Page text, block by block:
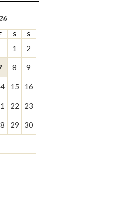
S S
1 2
8 9
15 16
22 23
29 30